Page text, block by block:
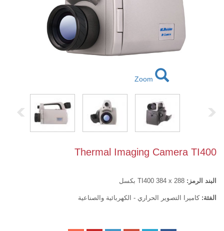
Thermal Imaging Camera TI400
البند الرمز:
الفئة: كاميرا التصوير الحراري - الكهربائية والصناعية